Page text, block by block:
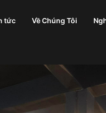
tức Về Chúng Tôi